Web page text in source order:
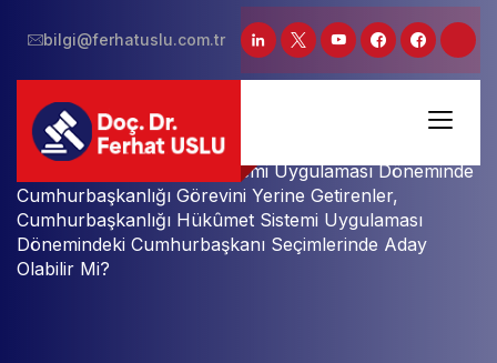
bilgi@ferhatuslu.com.tr
Ana Sayfa
Parlamenter Hükûmet Sistemi Uygulaması Döneminde
Cumhurbaşkanlığı Görevini Yerine Getirenler,
Cumhurbaşkanlığı Hükûmet Sistemi Uygulaması
Dönemindeki Cumhurbaşkanı Seçimlerinde Aday
Olabilir Mi?